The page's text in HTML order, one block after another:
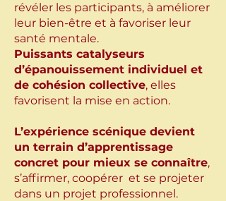
révéler les participants, à améliorer
leur bien-être et à favoriser leur
santé mentale.
Puissants catalyseurs
d’épanouissement individuel et
de cohésion collective, elles
favorisent la mise en action.​
L’expérience scénique devient
un terrain d’apprentissage
concret pour mieux se connaître,
s’affirmer, coopérer et se projeter
dans un projet professionnel.​​